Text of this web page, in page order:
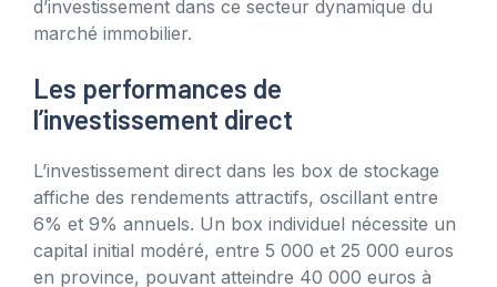
d’investissement dans ce secteur dynamique du
marché immobilier.
Les performances de
l’investissement direct
L’investissement direct dans les box de stockage
affiche des rendements attractifs, oscillant entre
6% et 9% annuels. Un box individuel nécessite un
capital initial modéré, entre 5 000 et 25 000 euros
en province, pouvant atteindre 40 000 euros à